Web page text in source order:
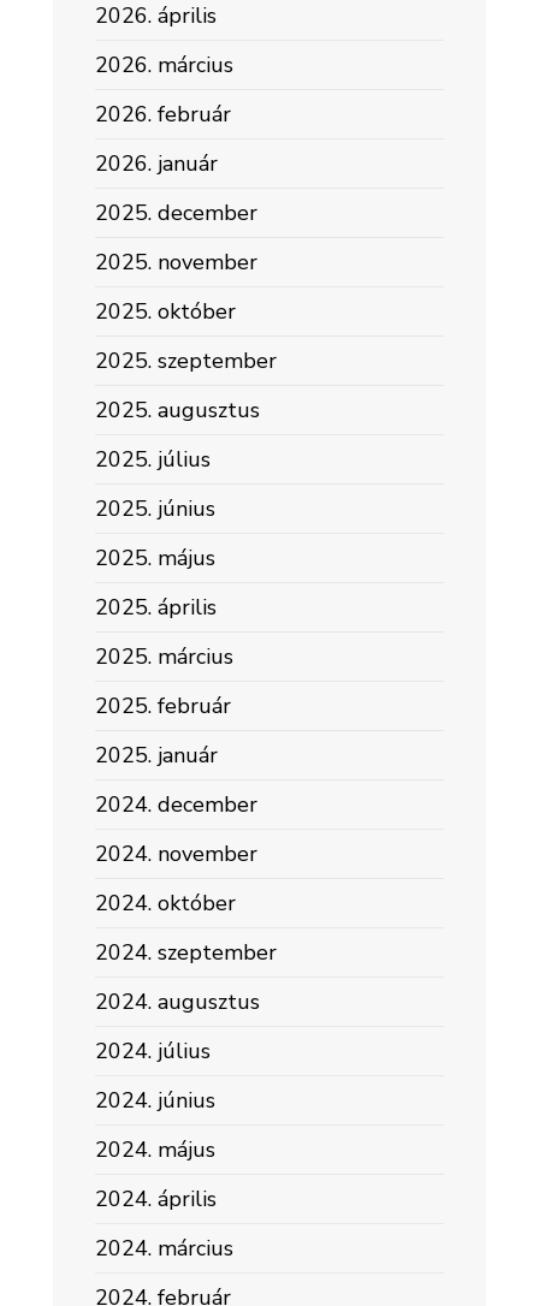
2026. április
2026. március
2026. február
2026. január
2025. december
2025. november
2025. október
2025. szeptember
2025. augusztus
2025. július
2025. június
2025. május
2025. április
2025. március
2025. február
2025. január
2024. december
2024. november
2024. október
2024. szeptember
2024. augusztus
2024. július
2024. június
2024. május
2024. április
2024. március
2024. február